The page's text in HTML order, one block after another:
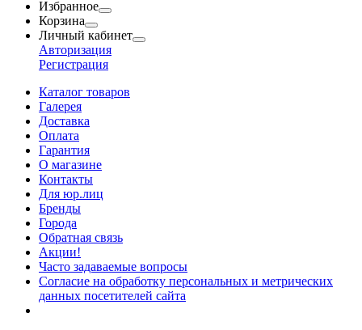
Избранное
Корзина
Личный кабинет
Авторизация
Регистрация
Каталог товаров
Галерея
Доставка
Оплата
Гарантия
О магазине
Контакты
Для юр.лиц
Бренды
Города
Обратная связь
Акции!
Часто задаваемые вопросы
Согласие на обработку персональных и метрических
данных посетителей сайта